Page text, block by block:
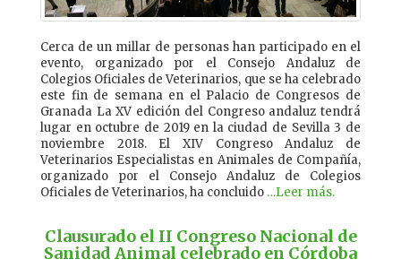
Cerca de un millar de personas han participado en el
evento, organizado por el Consejo Andaluz de
Colegios Oficiales de Veterinarios, que se ha celebrado
este fin de semana en el Palacio de Congresos de
Granada La XV edición del Congreso andaluz tendrá
lugar en octubre de 2019 en la ciudad de Sevilla 3 de
noviembre 2018. El XIV Congreso Andaluz de
Veterinarios Especialistas en Animales de Compañía,
organizado por el Consejo Andaluz de Colegios
Oficiales de Veterinarios, ha concluido …Leer más.
Clausurado el II Congreso Nacional de
Sanidad Animal celebrado en Córdoba